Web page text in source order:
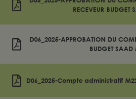
RECEVEUR BUDGET
D06_2025-APPROBATION DU
BUDGET SAAD
D06_2025-Compte administratif